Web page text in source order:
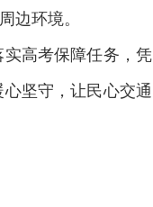
边环境。
高考保障任务，凭
坚守，让民心交通
是大队长”主题活动